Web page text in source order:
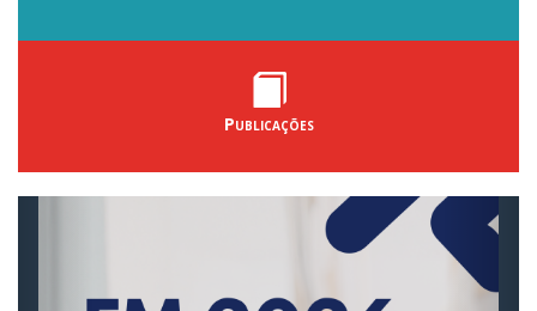
Publicações